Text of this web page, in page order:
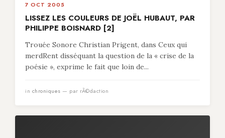
7 OCT 2005
LISSEZ LES COULEURS DE JOËL HUBAUT, PAR
PHILIPPE BOISNARD [2]
Trouée Sonore Christian Prigent, dans Ceux qui
merdRent disséquant la question de la « crise de la
poésie », exprime le fait que loin de...
in chroniques — par rÃ©daction